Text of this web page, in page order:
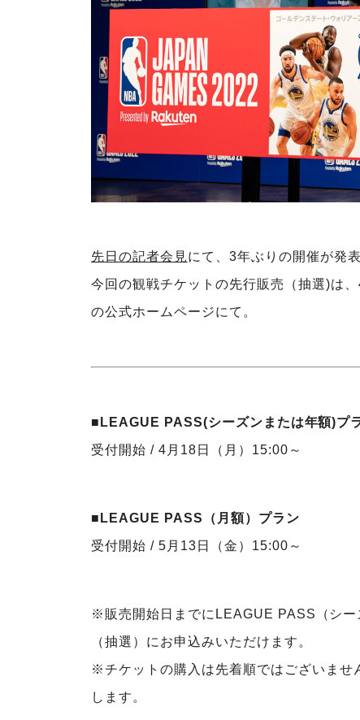
先日の記者会見にて、3年ぶりの開催が発
今回の観戦チケットの先行販売（抽選)は
の公式ホームページにて。
■LEAGUE PASS(シーズンまたは年額)プ
受付開始 / 4月18日（月）15:00～
■LEAGUE PASS（月額）プラン
受付開始 / 5月13日（金）15:00～
※販売開始日までにLEAGUE PASS（シー
（抽選）にお申込みいただけます。
※チケットの購入は先着順ではございませ
します。